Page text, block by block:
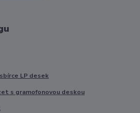
LP desek
s gramofonovou deskou